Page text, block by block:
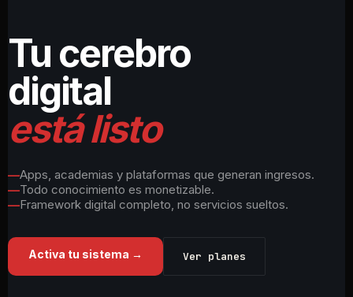
Tu cerebro
digital
está listo
Apps, academias y plataformas que generan ingresos.
Todo conocimiento es monetizable.
Framework digital completo, no servicios sueltos.
Activa tu sistema → Ver planes